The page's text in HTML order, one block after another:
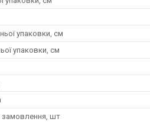
упаковки, см
упаковки, см
замовлення, шт